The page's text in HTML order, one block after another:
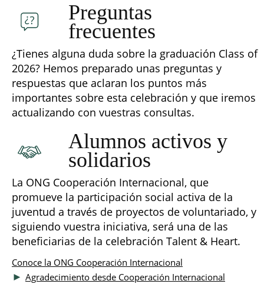
Preguntas
frecuentes
¿Tienes alguna duda sobre la graduación Class of
2026? Hemos preparado unas preguntas y
respuestas que aclaran los puntos más
importantes sobre esta celebración y que iremos
actualizando con vuestras consultas.
Alumnos activos y
solidarios
La ONG Cooperación Internacional, que
promueve la participación social activa de la
juventud a través de proyectos de voluntariado, y
siguiendo vuestra iniciativa, será una de las
beneficiarias de la celebración Talent & Heart.
Conoce la ONG Cooperación Internacional
► Agradecimiento desde Cooperación Internacional